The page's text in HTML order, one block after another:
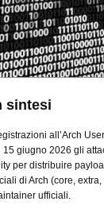
sintesi
all’Arch
giugno 2026 gli
per distribuire
di Arch (core,
ufficiali.